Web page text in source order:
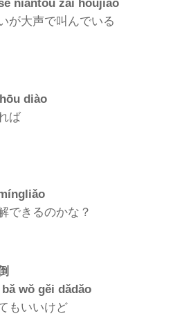
niàntou zài hǒujiào
が大声で叫んでいる
diào
ば
できるのかな？
wǒ gěi dǎdǎo
もいいけど